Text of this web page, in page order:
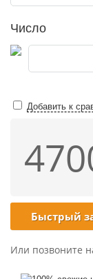
Число
Добавить к
Быстрый
Или позвоните